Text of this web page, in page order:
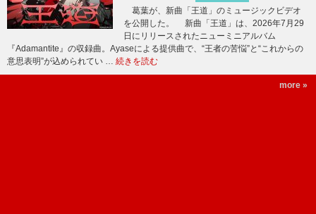
葛葉が、新曲「王道」のミュージックビデオ
を公開した。 新曲「王道」は、2026年7月29
日にリリースされたニューミニアルバム
『Adamantite』の収録曲。Ayaseによる提供曲で、“王者の苦悩”と“これからの
意思表明”が込められてい … 続きを読む
more »